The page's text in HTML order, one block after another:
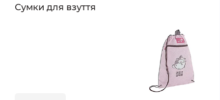
Сумки для взуття